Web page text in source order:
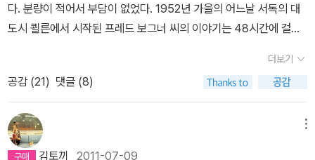
다. 분량이 적어서 부담이 없었다. 1952년 가을의 어느날 서독의 대
도시 쾰른에서 시작된 프레드 보그너 씨의 이야기는 48시간에 걸쳐
리히 뵐이 묘사했다면, <그리고 아무 말도 하지 않았다>에서는 종전
뒤, 제법 시간이 흐른 뒤 폐허된 독일에 대한 살풍경한 모습을 다루고
있다. 소설의 주인공은 어느 성당 산하 관청의 전화 교환수로 일하는
프레드 보그너다. 자신의 월급 320마르크를 모두 아내 캐테(카타리
나)에게 가져다 주고 자신은 지인들에게 돈을 빌려 호텔방을 전전긍
더보기
공감 (21) 댓글 (8)
김토끼 2011-07-09